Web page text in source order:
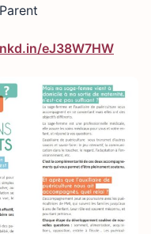
eJ38W7HW